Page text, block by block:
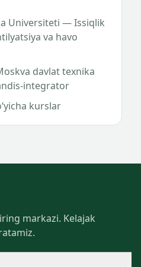
Universiteti — Issiqlik
va havo
davlat texnika
integrator
kurslar
markazi. Kelajak